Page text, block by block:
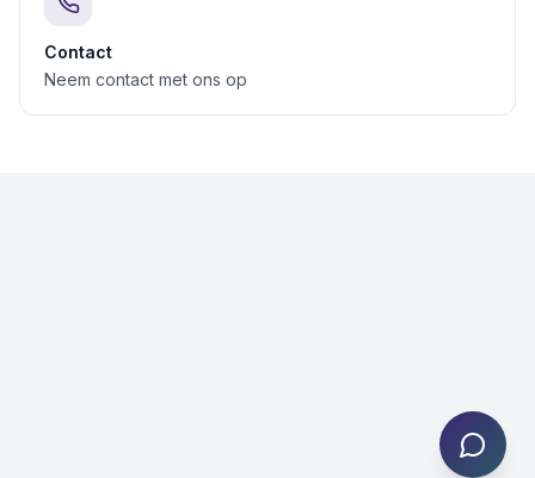
Contact
Neem contact met ons op